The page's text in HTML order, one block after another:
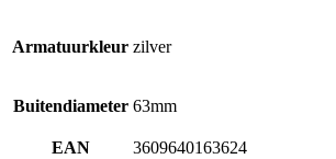
Armatuurkleur zilver
Buitendiameter 63mm
EAN
3609640163624